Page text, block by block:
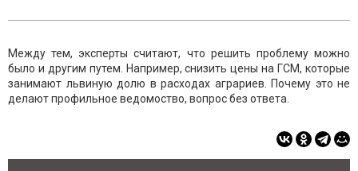
Между тем, эксперты считают, что решить проблему можно
было и другим путем. Например, снизить цены на ГСМ, которые
занимают львиную долю в расходах аграриев. Почему это не
делают профильное ведомоство, вопрос без ответа.